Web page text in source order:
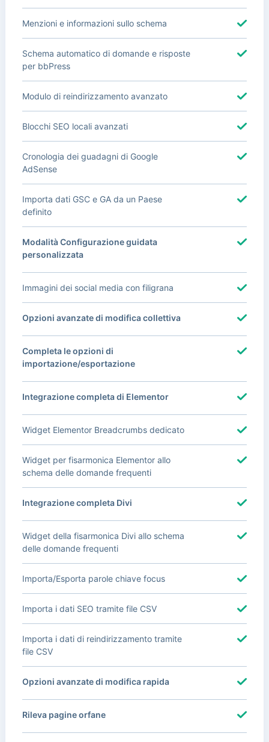
Menzioni e informazioni sullo schema
Schema automatico di domande e risposte
per bbPress
Modulo di reindirizzamento avanzato
Blocchi SEO locali avanzati
Cronologia dei guadagni di Google
AdSense
Importa dati GSC e GA da un Paese
definito
Modalità Configurazione guidata
personalizzata
Immagini dei social media con filigrana
Opzioni avanzate di modifica collettiva
Completa le opzioni di
importazione/esportazione
Integrazione completa di Elementor
Widget Elementor Breadcrumbs dedicato
Widget per fisarmonica Elementor allo
schema delle domande frequenti
Integrazione completa Divi
Widget della fisarmonica Divi allo schema
delle domande frequenti
Importa/Esporta parole chiave focus
Importa i dati SEO tramite file CSV
Importa i dati di reindirizzamento tramite
file CSV
Opzioni avanzate di modifica rapida
Rileva pagine orfane